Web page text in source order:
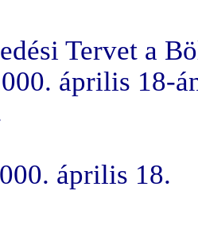
Tervet a
április 18-
április 18.